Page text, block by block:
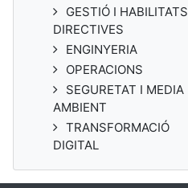
GESTIÓ I HABILITATS
DIRECTIVES
ENGINYERIA
OPERACIONS
SEGURETAT I MEDIA
AMBIENT
TRANSFORMACIÓ
DIGITAL